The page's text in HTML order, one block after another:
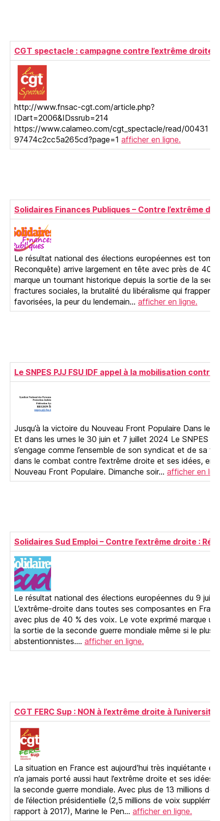
CGT spectacle : campagne contre l’extrême droite
http://www.fnsac-cgt.com/article.php?
IDart=2006&IDssrub=214
https://www.calameo.com/cgt_spectacle/read/00431
97474c2cc5a265cd?page=1 afficher en ligne.
Solidaires Finances Publiques – Contre l’extrême
Le résultat national des élections européennes est
Reconquête) arrive largement en tête avec près de 40
marque un tournant historique depuis la sortie de la
fractures sociales, la brutalité du libéralisme qui frappent
favorisées, la peur du lendemain… afficher en ligne.
Le SNPES PJJ FSU IDF appel à la mobilisation contre
Jusqu’à la victoire du Nouveau Front Populaire Dans les
Et dans les urnes le 30 juin et 7 juillet 2024 Le SNPES
s’engage comme l’ensemble de son syndicat et de sa
dans le combat contre l’extrême droite et ses idées, en
Nouveau Front Populaire. Dimanche soir… afficher en
Solidaires Sud Emploi – Contre l’extrême droite :
Le résultat national des élections européennes du 9
L’extrême-droite dans toutes ses composantes en
avec plus de 40 % des voix. Le vote exprimé marque
la sortie de la seconde guerre mondiale même si le plus
abstentionnistes.… afficher en ligne.
CGT FERC Sup : NON à l’extrême droite à
La situation en France est aujourd’hui très inquiétante en
n’a jamais porté aussi haut l’extrême droite et ses idées
la seconde guerre mondiale. Avec plus de 13 millions de
de l’élection présidentielle (2,5 millions de voix
rapport à 2017), Marine le Pen… afficher en ligne.